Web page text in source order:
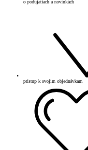
o podujatiach a novinkách
prístup k svojim objednávkam